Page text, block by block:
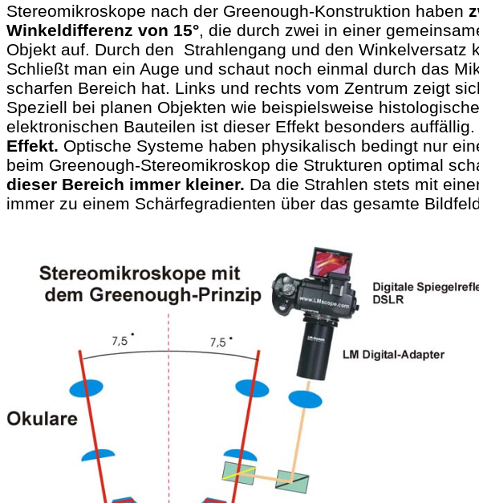
Stereomikroskope nach der Greenough-Konstruktion haben
Winkeldifferenz von 15°, die durch zwei in einer
Objekt auf. Durch den Strahlengang und den
Schließt man ein Auge und schaut noch einmal durch das
scharfen Bereich hat. Links und rechts vom Zentrum zeigt
Speziell bei planen Objekten wie beispielsweise
elektronischen Bauteilen ist dieser Effekt besonders auffällig.
Effekt. Optische Systeme haben physikalisch bedingt nur
beim Greenough-Stereomikroskop die Strukturen optimal
dieser Bereich immer kleiner. Da die Strahlen stets mit
immer zu einem Schärfegradienten über das gesamte